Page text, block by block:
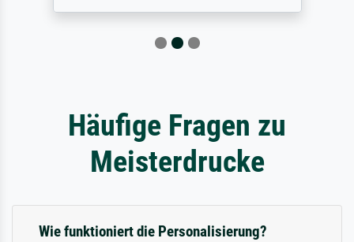
Häufige Fragen zu
Meisterdrucke
Wie funktioniert die Personalisierung?